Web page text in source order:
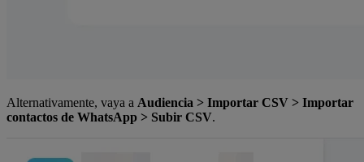
Alternativamente, vaya a Audiencia > Importar CSV > Importar
contactos de WhatsApp > Subir CSV.